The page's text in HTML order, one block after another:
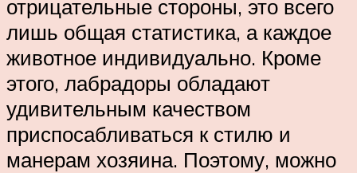
отрицательные стороны, это всего
лишь общая статистика, а каждое
животное индивидуально. Кроме
этого, лабрадоры обладают
удивительным качеством
приспосабливаться к стилю и
манерам хозяина. Поэтому, можно